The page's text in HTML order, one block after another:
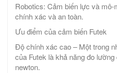
Robotics: Cảm biến lực và mô-
chính xác và an toàn.
Ưu điểm của cảm biến Futek
Độ chính xác cao – Một trong
của Futek là khả năng đo
newton.